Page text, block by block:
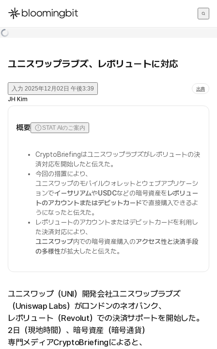
한국어
ユニスワップラブズ、レボリュートに対応
入力 2025年12月02日 午後3:39 出典
JH Kim
概要 STAT AIのご案内
CryptoBriefingはユニスワップラブズがレボリュートの決
済対応を開始したと伝えた。
今回の措置により、
ユニスワップのモバイルウォレットとウェブアプリケーシ
ョンでイーサリアムやUSDCなどの暗号資産をレボリュー
トのアカウントまたはデビットカードで直接購入できるよ
うになったと伝えた。
レボリュートのアカウントまたはデビットカードを利用し
た決済対応により、
ユニスワップ内での暗号資産購入のアクセス性と決済手段
の多様性が拡大したと伝えた。
ユニスワップ（UNI）開発会社ユニスワップラブズ
（Uniswap Labs）がロンドンのネオバンク、
レボリュート（Revolut）での決済サポートを開始した。
2日（現地時間）、暗号資産（暗号通貨）
専門メディアCryptoBriefingによると、